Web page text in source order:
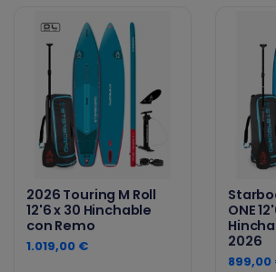
2026 Touring M Roll
12'6 x 30 Hinchable
con Remo
1.019,00 €
ONE
2026
899,00